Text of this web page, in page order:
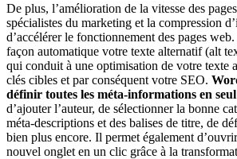
De plus, l’amélioration de la vitesse des
spécialistes du marketing et la compression
d’accélérer le fonctionnement des pages
façon automatique votre texte alternatif (alt
qui conduit à une optimisation de votre texte
clés cibles et par conséquent votre SEO.
définir toutes les méta-informations en
d’ajouter l’auteur, de sélectionner la bonne
méta-descriptions et des balises de titre, de
bien plus encore. Il permet également
nouvel onglet en un clic grâce à la